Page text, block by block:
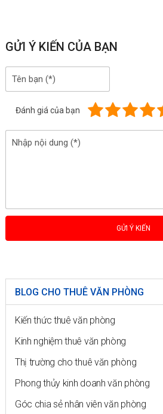
GỬI Ý KIẾN CỦA BẠN
Đánh giá của bạn
BLOG CHO THUÊ VĂN PHÒNG
Kiến thức thuê văn phòng
Kinh nghiệm thuê văn phòng
Thị trường cho thuê văn phòng
Phong thủy kinh doanh văn phòng
Góc chia sẻ nhân viên văn phòng